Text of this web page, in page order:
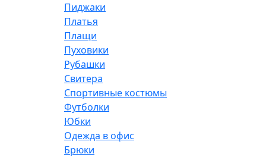
Пиджаки
Платья
Плащи
Пуховики
Рубашки
Свитера
Спортивные костюмы
Футболки
Юбки
Одежда в офис
Брюки